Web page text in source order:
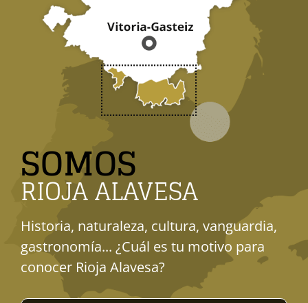
SOMOS
RIOJA ALAVESA
Historia, naturaleza, cultura, vanguardia,
gastronomía... ¿Cuál es tu motivo para
conocer Rioja Alavesa?